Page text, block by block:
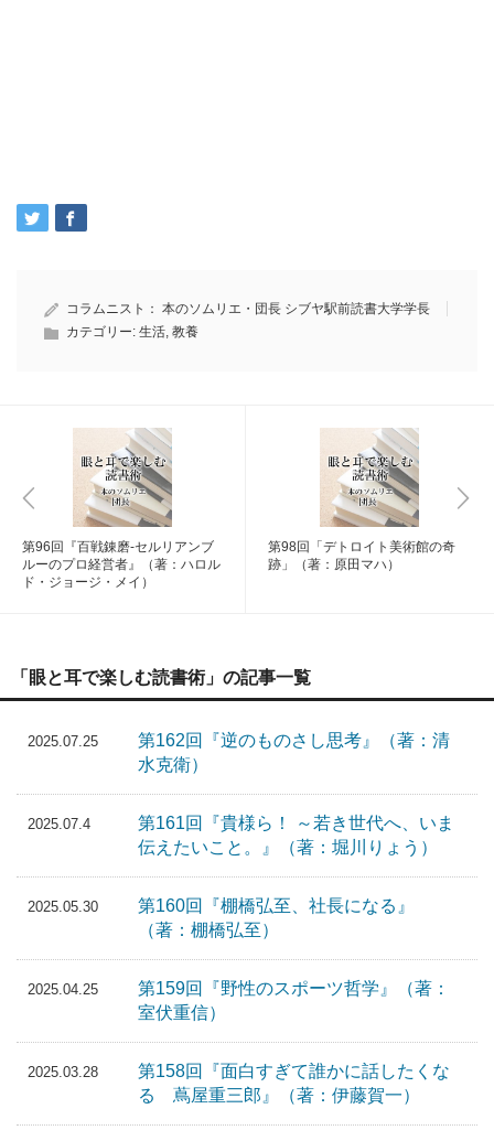
コラムニスト： 本のソムリエ・団長 シブヤ駅前読書大学学長
カテゴリー: 生活, 教養
第96回『百戦錬磨-セルリアンブ
ルーのプロ経営者』（著：ハロル
ド・ジョージ・メイ）
第98回「デトロイト美術館の奇
跡」（著：原田マハ）
「眼と耳で楽しむ読書術」の記事一覧
2025.07.25
第162回『逆のものさし思考』（著：清
水克衛）
2025.07.4
第161回『貴様ら！ ～若き世代へ、いま
伝えたいこと。』（著：堀川りょう）
2025.05.30
第160回『棚橋弘至、社長になる』
（著：棚橋弘至）
2025.04.25
第159回『野性のスポーツ哲学』（著：
室伏重信）
2025.03.28
第158回『面白すぎて誰かに話したくな
る 蔦屋重三郎』（著：伊藤賀一）